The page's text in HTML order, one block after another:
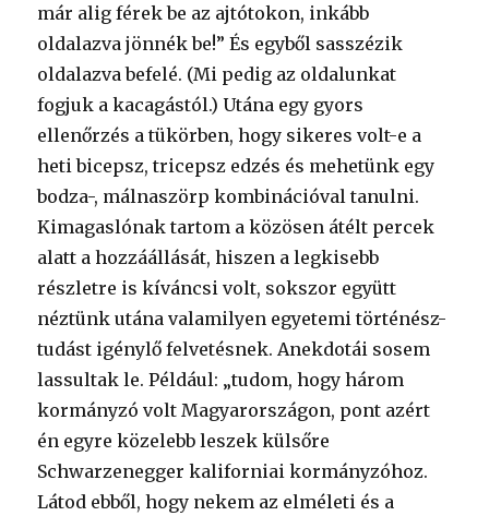
már alig férek be az ajtótokon, inkább
oldalazva jönnék be!” És egyből sasszézik
oldalazva befelé. (Mi pedig az oldalunkat
fogjuk a kacagástól.) Utána egy gyors
ellenőrzés a tükörben, hogy sikeres volt-e a
heti bicepsz, tricepsz edzés és mehetünk egy
bodza-, málnaszörp kombinációval tanulni.
Kimagaslónak tartom a közösen átélt percek
alatt a hozzáállását, hiszen a legkisebb
részletre is kíváncsi volt, sokszor együtt
néztünk utána valamilyen egyetemi történész-
tudást igénylő felvetésnek. Anekdotái sosem
lassultak le. Például: „tudom, hogy három
kormányzó volt Magyarországon, pont azért
én egyre közelebb leszek külsőre
Schwarzenegger kaliforniai kormányzóhoz.
Látod ebből, hogy nekem az elméleti és a